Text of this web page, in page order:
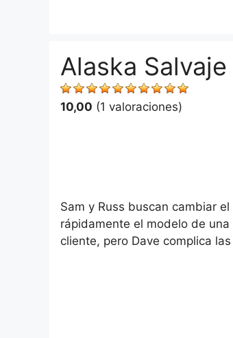
Alaska
10,00 (1 valoraciones)
Sam y Russ buscan cambiar
rápidamente el modelo de
cliente, pero Dave complica